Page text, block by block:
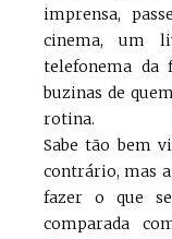
imprensa,
cinema, um
telefonema da
buzinas de
rotina.
Sabe tão bem
contrário, mas
fazer o que
comparada